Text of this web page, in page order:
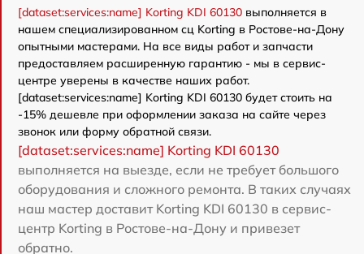
[dataset:services:name] Korting KDI 60130 выполняется в
нашем специализированном сц Korting в Ростове-на-Дону
опытными мастерами. На все виды работ и запчасти
предоставляем расширенную гарантию - мы в сервис-
центре уверены в качестве наших работ.
[dataset:services:name] Korting KDI 60130 будет стоить на
-15% дешевле при оформлении заказа на сайте через
звонок или форму обратной связи.
[dataset:services:name] Korting KDI 60130
выполняется на выезде, если не требует большого
оборудования и сложного ремонта. В таких случаях
наш мастер доставит Korting KDI 60130 в сервис-
центр Korting в Ростове-на-Дону и привезет
обратно.